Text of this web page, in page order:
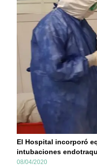
El Hospital incorporó
intubaciones
08/04/2020